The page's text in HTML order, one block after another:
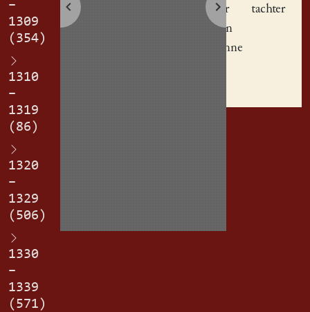
–
1309
(354)
1310
–
1319
(86)
1320
–
1329
(506)
1330
–
1339
(571)
ir tachter
Kath(er)in
Gerwyginne